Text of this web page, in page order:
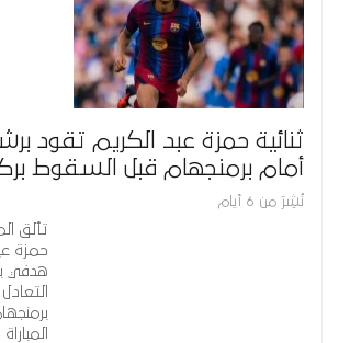
ثنائية حمزة عبد الكريم تقود
أمام برمنجهام قبل السقوط
نُشِرَ من 6 أيام
تألق
حمزة
هدفي